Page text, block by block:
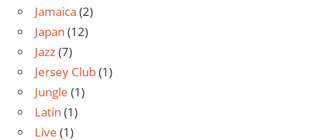
Jamaica (2)
Japan (12)
Jazz(7)
Jersey Club(1)
Jungle (1)
Latin (1)
Live (1)